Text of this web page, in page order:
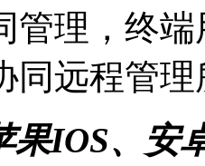
管理，终
同远程管
果IOS、安